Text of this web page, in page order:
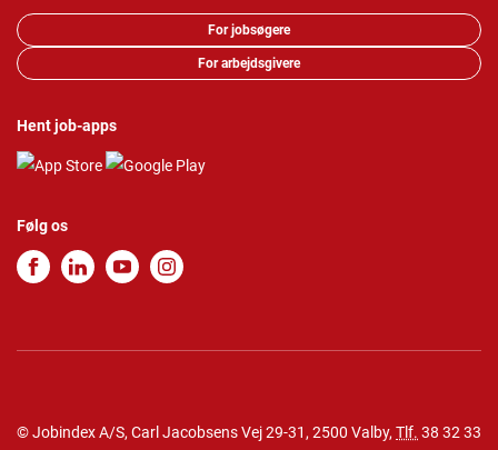
For jobsøgere
For arbejdsgivere
Hent job-apps
Følg os
© Jobindex A/S, Carl Jacobsens Vej 29-31, 2500 Valby, Tlf. 38 32 33